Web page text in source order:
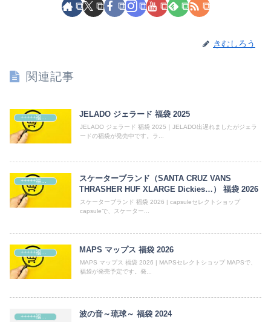
きむしろう
関連記事
JELADO ジェラード 福袋 2025
JELADO ジェラード 福袋 2025｜JELADO出遅れましたがジェラ
ードの福袋が発売中です。ラ...
+++++福袋++++++
スケーターブランド（SANTA CRUZ VANS
THRASHER HUF XLARGE Dickies…） 福袋 2026
スケーターブランド 福袋 2026 | capsuleセレクトショップ
capsuleで、スケーター...
+++++福袋++++++ MAPS マップス 福袋 2026
MAPS マップス 福袋 2026 | MAPSセレクトショップ MAPSで、
福袋が発売予定です。発...
波の音～琉球～ 福袋 2024